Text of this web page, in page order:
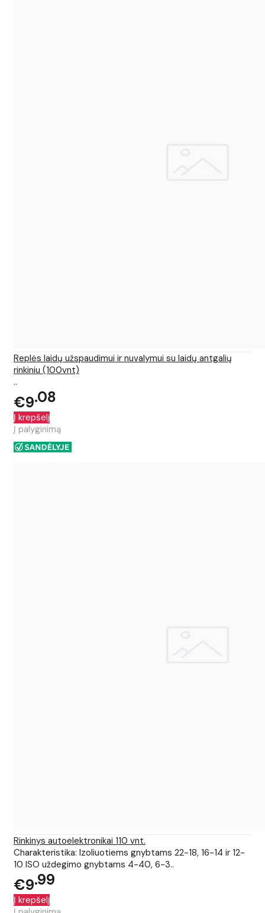
Replės laidų užspaudimui ir nuvalymui su laidų antgalių
rinkiniu (100vnt)
..
€9 08
Į krepšelį
Į palyginimą
Rinkinys autoelektronikai 110 vnt.
Charakteristika: Izoliuotiems gnybtams 22-18, 16-14 ir 12-
10 ISO uždegimo gnybtams 4-40, 6-3..
€9 99
Į krepšelį